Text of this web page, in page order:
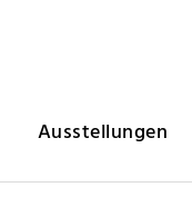
Ausstellungen